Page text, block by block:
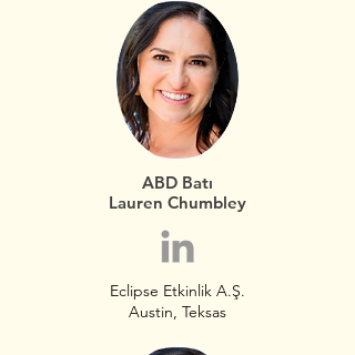
ABD Batı
Lauren Chumbley
Eclipse Etkinlik A.Ş.
Austin, Teksas